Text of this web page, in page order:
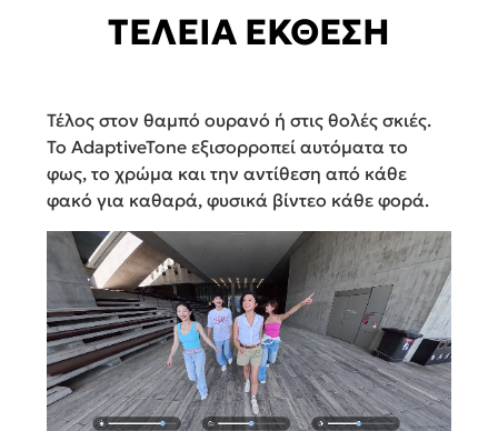
ΤΕΛΕΙΑ ΕΚΘΕΣΗ
Τέλος στον θαμπό ουρανό ή στις θολές σκιές.
Το AdaptiveTone εξισορροπεί αυτόματα το
φως, το χρώμα και την αντίθεση από κάθε
φακό για καθαρά, φυσικά βίντεο κάθε φορά.